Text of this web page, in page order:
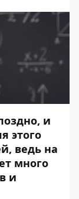
и
этого
ведь на
много
и